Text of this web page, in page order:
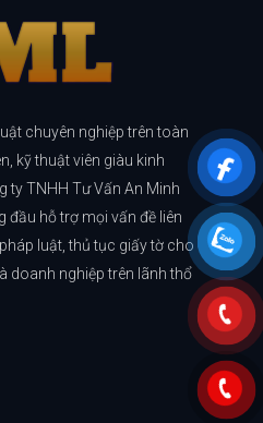
chuyên nghiệp trên toàn
kỹ thuật viên giàu kinh
ty TNHH Tư Vấn An Minh
đầu hỗ trợ mọi vấn đề liên
luật, thủ tục giấy tờ cho
doanh nghiệp trên lãnh thổ